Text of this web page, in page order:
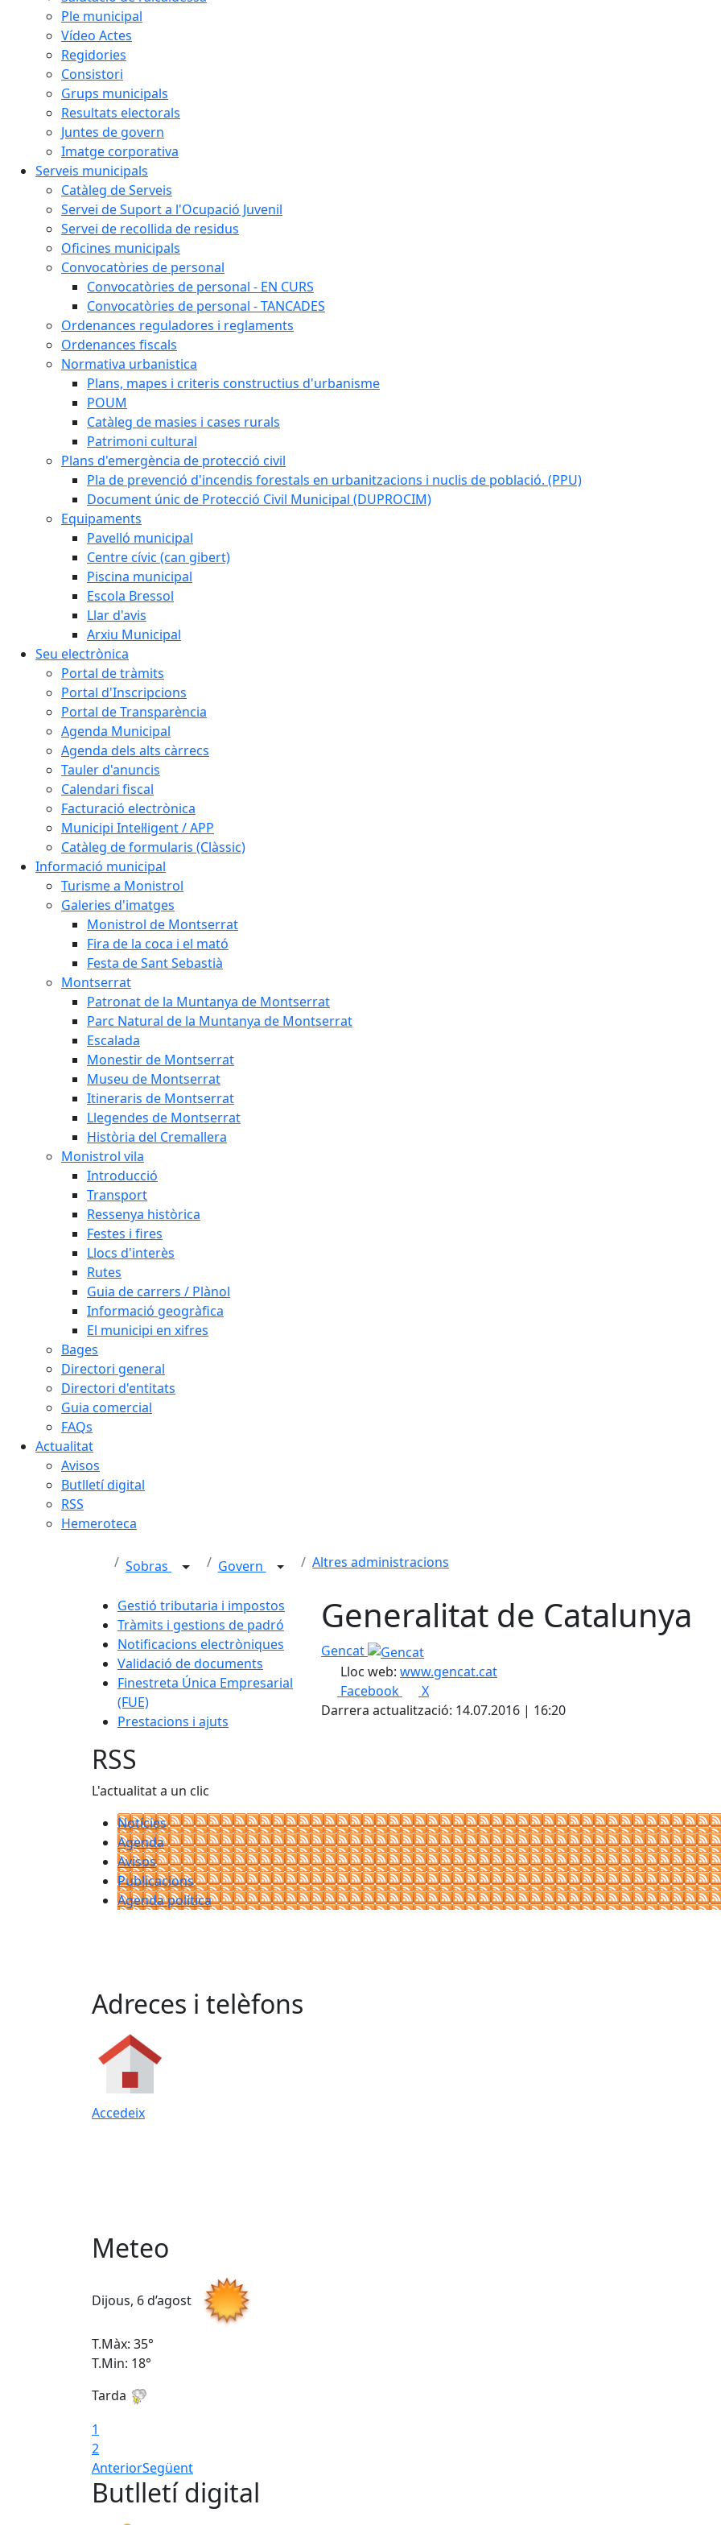
Ple municipal
Vídeo Actes
Regidories
Consistori
Grups municipals
Resultats electorals
Juntes de govern
Imatge corporativa
Serveis municipals
Catàleg de Serveis
Servei de Suport a l'Ocupació Juvenil
Servei de recollida de residus
Oficines municipals
Convocatòries de personal
Convocatòries de personal - EN CURS
Convocatòries de personal - TANCADES
Ordenances reguladores i reglaments
Ordenances fiscals
Normativa urbanistica
Plans, mapes i criteris constructius d'urbanisme
POUM
Catàleg de masies i cases rurals
Patrimoni cultural
Plans d'emergència de protecció civil
Pla de prevenció d'incendis forestals en urbanitzacions i nuclis de població. (PPU)
Document únic de Protecció Civil Municipal (DUPROCIM)
Equipaments
Pavelló municipal
Centre cívic (can gibert)
Piscina municipal
Escola Bressol
Llar d'avis
Arxiu Municipal
Seu electrònica
Portal de tràmits
Portal d'Inscripcions
Portal de Transparència
Agenda Municipal
Agenda dels alts càrrecs
Tauler d'anuncis
Calendari fiscal
Facturació electrònica
Municipi Intel·ligent / APP
Catàleg de formularis (Clàssic)
Informació municipal
Turisme a Monistrol
Galeries d'imatges
Monistrol de Montserrat
Fira de la coca i el mató
Festa de Sant Sebastià
Montserrat
Patronat de la Muntanya de Montserrat
Parc Natural de la Muntanya de Montserrat
Escalada
Monestir de Montserrat
Museu de Montserrat
Itineraris de Montserrat
Llegendes de Montserrat
Història del Cremallera
Monistrol vila
Introducció
Transport
Ressenya històrica
Festes i fires
Llocs d'interès
Rutes
Guia de carrers / Plànol
Informació geogràfica
El municipi en xifres
Bages
Directori general
Directori d'entitats
Guia comercial
FAQs
Actualitat
Avisos
Butlletí digital
RSS
Hemeroteca
Sobras Govern Altres administracions
Gestió tributaria i impostos
Tràmits i gestions de padró
Notificacions electròniques
Validació de documents
Finestreta Única Empresarial
(FUE)
Prestacions i ajuts
Generalitat de Catalunya
Gencat
Lloc web: www.gencat.cat
Facebook
X
Darrera actualització: 14.07.2016 | 16:20
RSS
L'actualitat a un clic
Notícies
Agenda
Avisos
Publicacions
Agenda política
Adreces i telèfons
Accedeix
Meteo
Dijous, 6 d’agost
T.Màx: 35°
T.Min: 18°
Tarda
1
2
AnteriorSegüent
Butlletí digital